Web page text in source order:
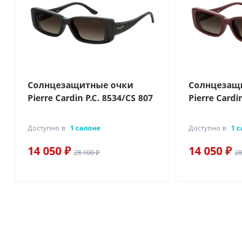
Солнцезащитные очки
Pierre Cardin P.C. 8534/CS 807
Доступно в 1 салоне
14 050 ₽ 28 100 ₽
Pierre
Доступно в 1
14 050 ₽